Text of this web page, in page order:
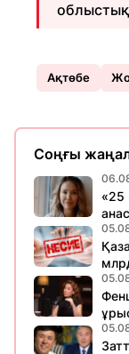
Ақтөбе
Соңғы
«25